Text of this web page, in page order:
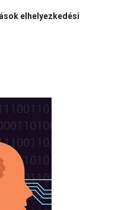
elhelyezkedési